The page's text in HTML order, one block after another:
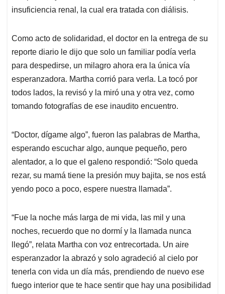
insuficiencia renal, la cual era tratada con diálisis.
Como acto de solidaridad, el doctor en la entrega de su
reporte diario le dijo que solo un familiar podía verla
para despedirse, un milagro ahora era la única vía
esperanzadora. Martha corrió para verla. La tocó por
todos lados, la revisó y la miró una y otra vez, como
tomando fotografías de ese inaudito encuentro.
“Doctor, dígame algo”, fueron las palabras de Martha,
esperando escuchar algo, aunque pequeño, pero
alentador, a lo que el galeno respondió: “Solo queda
rezar, su mamá tiene la presión muy bajita, se nos está
yendo poco a poco, espere nuestra llamada”.
“Fue la noche más larga de mi vida, las mil y una
noches, recuerdo que no dormí y la llamada nunca
llegó”, relata Martha con voz entrecortada. Un aire
esperanzador la abrazó y solo agradeció al cielo por
tenerla con vida un día más, prendiendo de nuevo ese
fuego interior que te hace sentir que hay una posibilidad